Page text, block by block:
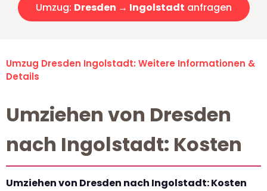
Umzug: Dresden → Ingolstadt anfragen
Umzug Dresden Ingolstadt: Weitere Informationen &
Details
Umziehen von Dresden
nach Ingolstadt: Kosten
Umziehen von Dresden nach Ingolstadt: Kosten